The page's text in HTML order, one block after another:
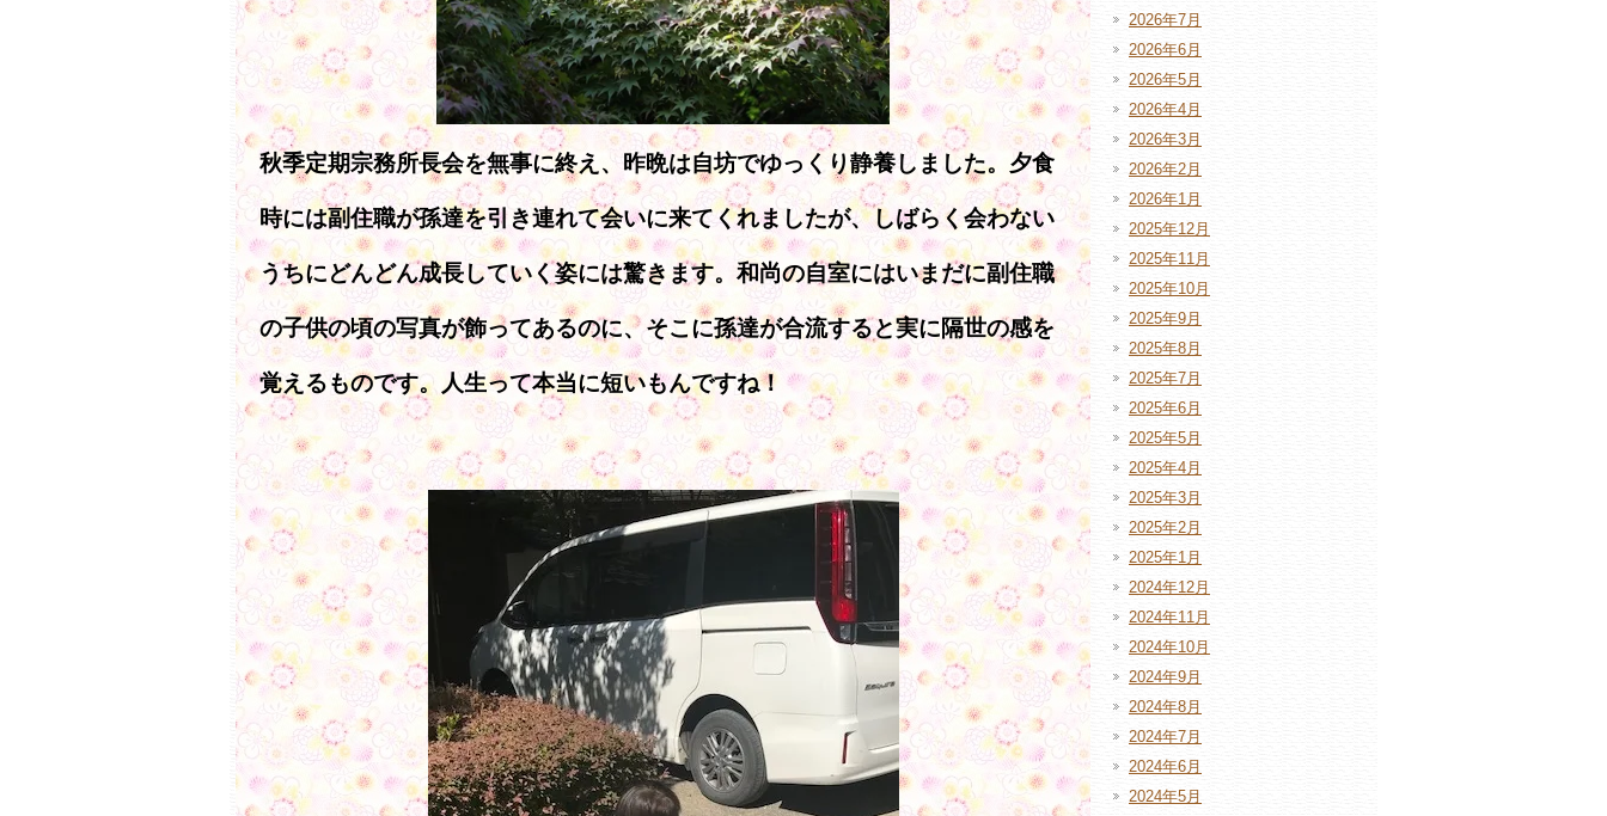
秋季定期宗務所長会を無事に終え、昨晩は自坊でゆっくり静養しました。夕食
時には副住職が孫達を引き連れて会いに来てくれましたが、しばらく会わない
うちにどんどん成長していく姿には驚きます。和尚の自室にはいまだに副住職
の子供の頃の写真が飾ってあるのに、そこに孫達が合流すると実に隔世の感を
覚えるものです。人生って本当に短いもんですね！
2026年7月
2026年6月
2026年5月
2026年4月
2026年3月
2026年2月
2026年1月
2025年12月
2025年11月
2025年10月
2025年9月
2025年8月
2025年7月
2025年6月
2025年5月
2025年4月
2025年3月
2025年2月
2025年1月
2024年12月
2024年11月
2024年10月
2024年9月
2024年8月
2024年7月
2024年6月
2024年5月